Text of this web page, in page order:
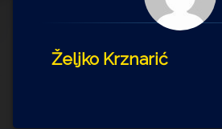
Željko Krznarić